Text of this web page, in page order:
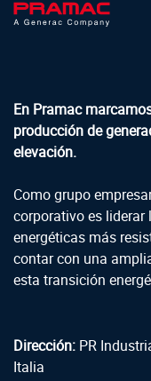
En Pramac
producción de
elevación.
Como grupo
corporativo es
energéticas más
contar con una
esta transición
Dirección: PR
Italia